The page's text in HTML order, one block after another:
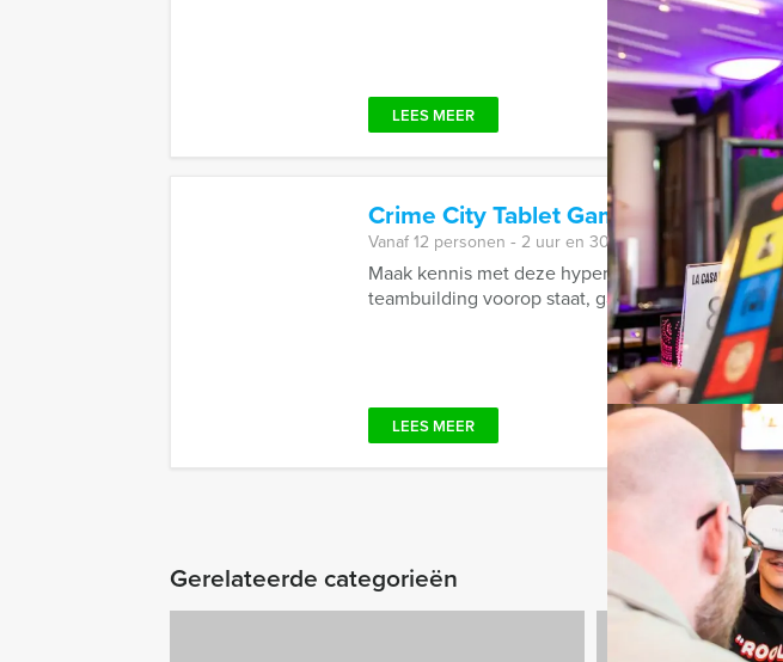
LEES MEER
Crime City Tablet Game Dordrecht
Vanaf 12 personen ‐ 2 uur en 30 minuten
Maak kennis met deze hypermoderne virtuele
teambuilding voorop staat, gaat u met behulp
LEES MEER
Gerelateerde categorieën